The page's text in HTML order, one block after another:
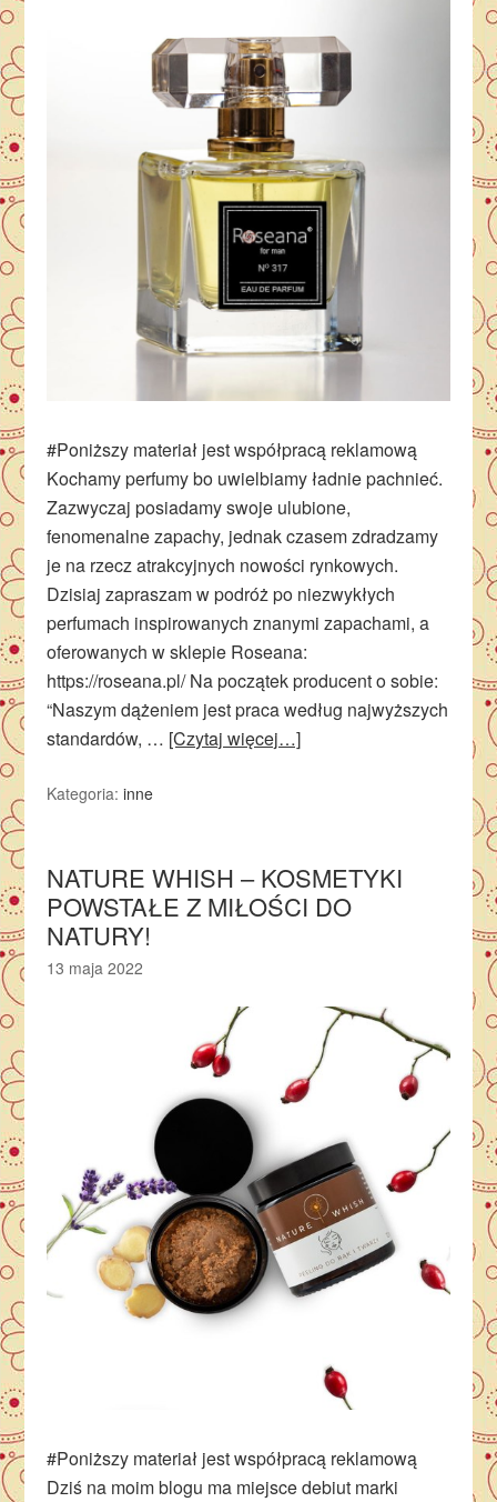
#Poniższy materiał jest współpracą reklamową
Kochamy perfumy bo uwielbiamy ładnie pachnieć.
Zazwyczaj posiadamy swoje ulubione,
fenomenalne zapachy, jednak czasem zdradzamy
je na rzecz atrakcyjnych nowości rynkowych.
Dzisiaj zapraszam w podróż po niezwykłych
perfumach inspirowanych znanymi zapachami, a
oferowanych w sklepie Roseana:
https://roseana.pl/ Na początek producent o sobie:
“Naszym dążeniem jest praca według najwyższych
standardów, … [Czytaj więcej…]
Kategoria:inne
NATURE WHISH – KOSMETYKI
POWSTAŁE Z MIŁOŚCI DO
NATURY!
13 maja 2022
#Poniższy materiał jest współpracą reklamową
Dziś na moim blogu ma miejsce debiut marki